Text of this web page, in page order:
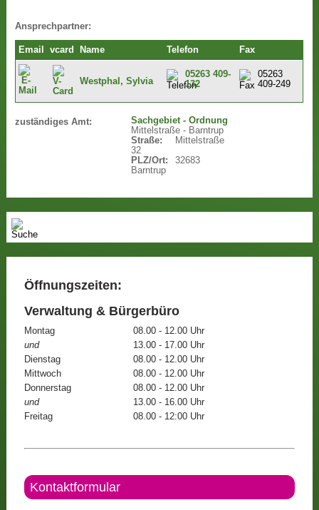
Ansprechpartner:
Email vcard Name Telefon Fax
Westphal, Sylvia
05263 409-
132
05263
409-249
zuständiges Amt:
Sachgebiet - Ordnung
Mittelstraße - Barntrup
Straße:
Mittelstraße
32
PLZ/Ort:
32683
Barntrup
Öffnungszeiten:
Verwaltung & Bürgerbüro
Montag
08.00 - 12.00 Uhr
und
13.00 - 17.00 Uhr
Dienstag
08.00 - 12.00 Uhr
Mittwoch
08.00 - 12.00 Uhr
Donnerstag
08.00 - 12.00 Uhr
und
13.00 - 16.00 Uhr
Freitag
08.00 - 12:00 Uhr
Kontaktformular